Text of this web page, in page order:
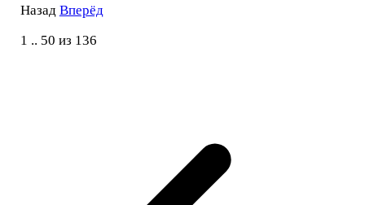
Назад Вперёд
1 .. 50 из 136